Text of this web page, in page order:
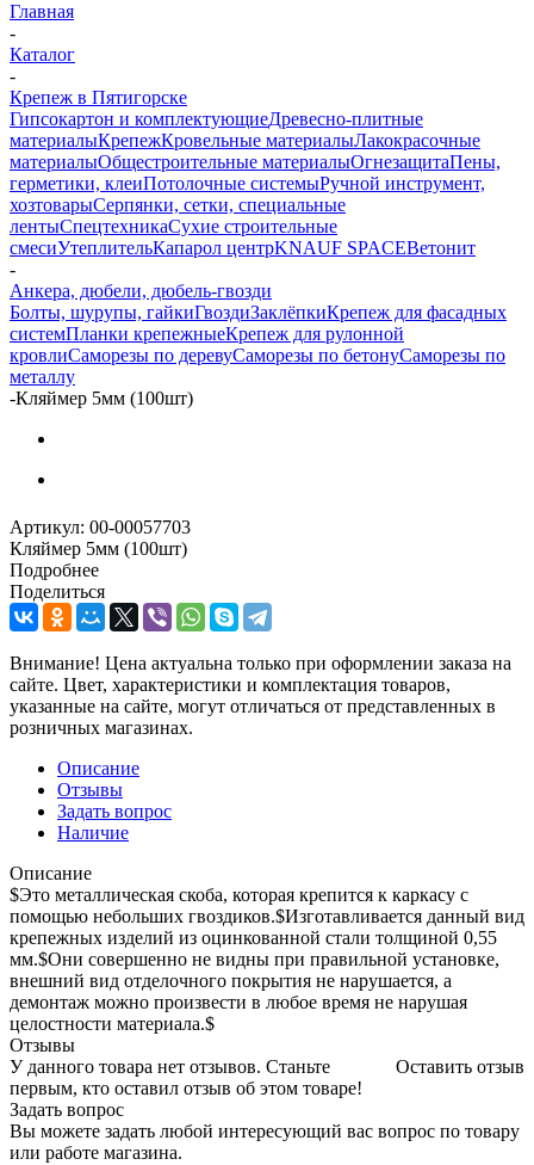
Главная
-
Каталог
-
Крепеж в Пятигорске
Гипсокартон и комплектующиеДревесно-плитные
материалыКрепежКровельные материалыЛакокрасочные
материалыОбщестроительные материалыОгнезащитаПены,
герметики, клеиПотолочные системыРучной инструмент,
хозтоварыСерпянки, сетки, специальные
лентыСпецтехникаСухие строительные
смесиУтеплительКапарол центрKNAUF SPACEВетонит
-
Анкера, дюбели, дюбель-гвозди
Болты, шурупы, гайкиГвоздиЗаклёпкиКрепеж для фасадных
системПланки крепежныеКрепеж для рулонной
кровлиСаморезы по деревуСаморезы по бетонуСаморезы по
металлу
-Кляймер 5мм (100шт)
Артикул: 00-00057703
Кляймер 5мм (100шт)
Подробнее
Поделиться
Внимание! Цена актуальна только при оформлении заказа на
сайте. Цвет, характеристики и комплектация товаров,
указанные на сайте, могут отличаться от представленных в
розничных магазинах.
Описание
Отзывы
Задать вопрос
Наличие
Описание
$Это металлическая скоба, которая крепится к каркасу с
помощью небольших гвоздиков.$Изготавливается данный вид
крепежных изделий из оцинкованной стали толщиной 0,55
мм.$Они совершенно не видны при правильной установке,
внешний вид отделочного покрытия не нарушается, а
демонтаж можно произвести в любое время не нарушая
целостности материала.$
Отзывы
Оставить отзыв
У данного товара нет отзывов. Станьте
первым, кто оставил отзыв об этом товаре!
Задать вопрос
Вы можете задать любой интересующий вас вопрос по товару
или работе магазина.